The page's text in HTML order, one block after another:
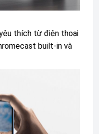
thích từ điện thoại
built-in và